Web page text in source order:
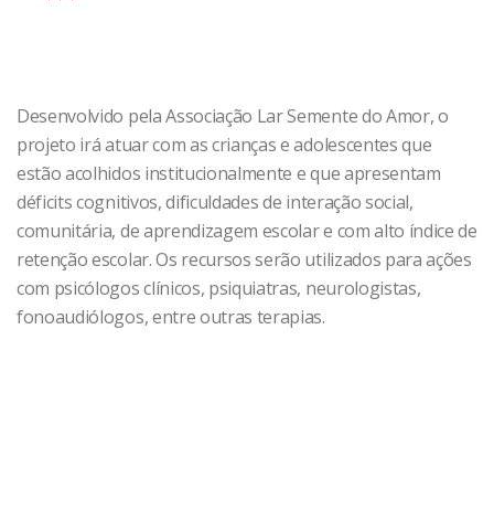
Desenvolvido pela Associação Lar Semente do Amor, o
projeto irá atuar com as crianças e adolescentes que
estão acolhidos institucionalmente e que apresentam
déficits cognitivos, dificuldades de interação social,
comunitária, de aprendizagem escolar e com alto índice de
retenção escolar. Os recursos serão utilizados para ações
com psicólogos clínicos, psiquiatras, neurologistas,
fonoaudiólogos, entre outras terapias.